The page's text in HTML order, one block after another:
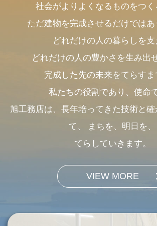
社会がよりよくなるものをつく
ただ建物を完成させるだけではあ
どれだけの人の暮らしを支
どれだけの人の豊かさを生み出
完成した先の未来をてらすま
私たちの役割であり、使命で
旭工務店は、長年培ってきた技術と確
て、
まちを、明日を、
てらしていきます。
VIEW MORE